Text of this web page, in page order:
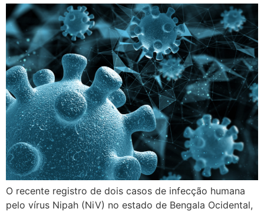
O recente registro de dois casos de infecção humana
pelo vírus Nipah (NiV) no estado de Bengala Ocidental,